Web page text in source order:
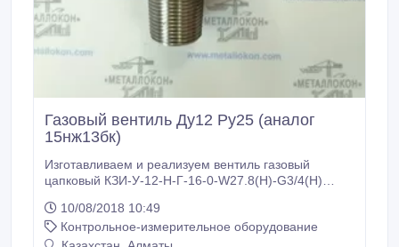
Газовый вентиль Ду12 Ру25 (аналог
15нж13бк)
Изготавливаем и реализуем вентиль газовый
цапковый КЗИ-У-12-Н-Г-16-0-W27.8(Н)-G3/4(Н)
наличии. Отгрузка в короткие сроки. В любой регион
России и за рубеж. Безналичный расчет..
10/08/2018 10:49
Контрольное-измерительное оборудование